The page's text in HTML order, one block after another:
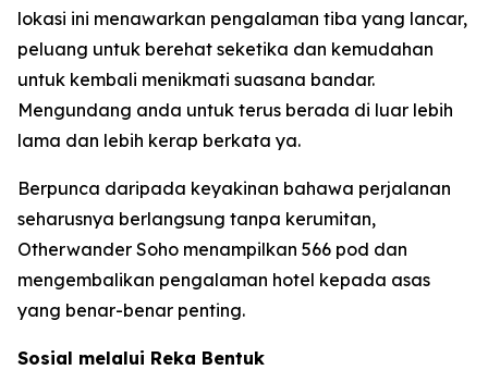
lokasi ini menawarkan pengalaman tiba yang lancar,
peluang untuk berehat seketika dan kemudahan
untuk kembali menikmati suasana bandar.
Mengundang anda untuk terus berada di luar lebih
lama dan lebih kerap berkata ya.
Berpunca daripada keyakinan bahawa perjalanan
seharusnya berlangsung tanpa kerumitan,
Otherwander Soho menampilkan 566 pod dan
mengembalikan pengalaman hotel kepada asas
yang benar-benar penting.
Sosial melalui Reka Bentuk